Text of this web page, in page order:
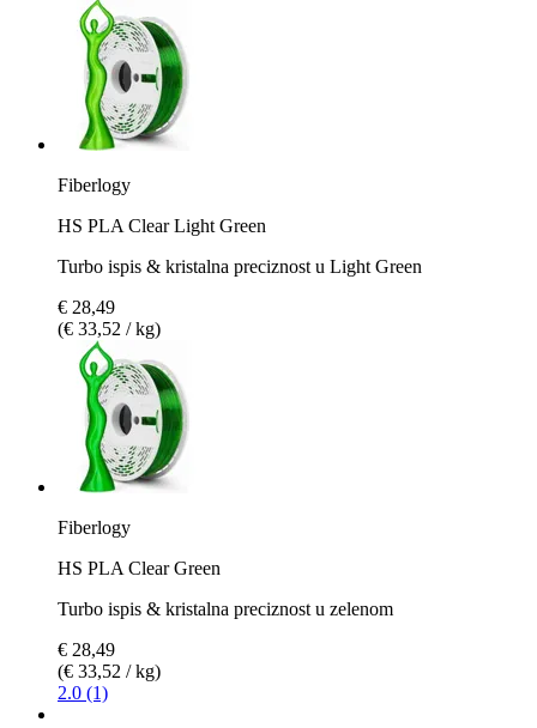
Fiberlogy
HS PLA Clear Light Green
Turbo ispis & kristalna preciznost u Light Green
€ 28,49
(€ 33,52 / kg)
Fiberlogy
HS PLA Clear Green
Turbo ispis & kristalna preciznost u zelenom
€ 28,49
(€ 33,52 / kg)
2.0 (1)